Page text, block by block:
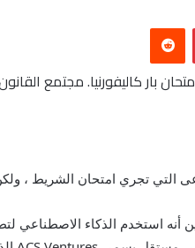
بينتيريست
التي تجري امتحان الشريط ،
أنه استخدم الذكاء الاصطناعي